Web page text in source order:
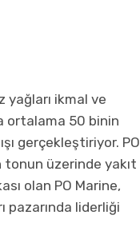
yağları ikmal ve
ortalama 50 binin
gerçekleştiriyor. PO
tonun üzerinde yakıt
olan PO Marine,
pazarında liderliği